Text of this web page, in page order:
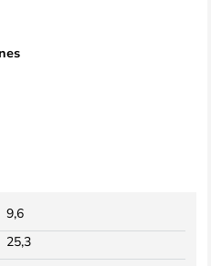
9,6
25,3